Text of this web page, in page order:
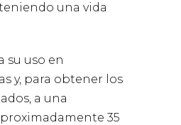
una vida
su uso en
y, para obtener los
a una
35